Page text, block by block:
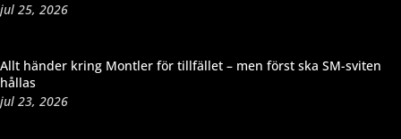
jul 25, 2026
Allt händer kring Montler för tillfället – men först ska SM-sviten
hållas
jul 23, 2026